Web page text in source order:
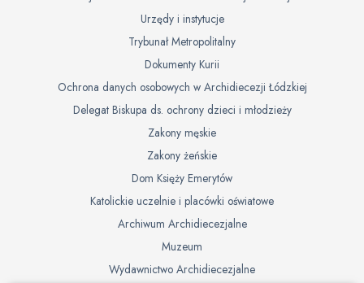
Urzędy i instytucje
Trybunał Metropolitalny
Dokumenty Kurii
Ochrona danych osobowych w Archidiecezji Łódzkiej
Delegat Biskupa ds. ochrony dzieci i młodzieży
Zakony męskie
Zakony żeńskie
Dom Księży Emerytów
Katolickie uczelnie i placówki oświatowe
Archiwum Archidiecezjalne
Muzeum
Wydawnictwo Archidiecezjalne